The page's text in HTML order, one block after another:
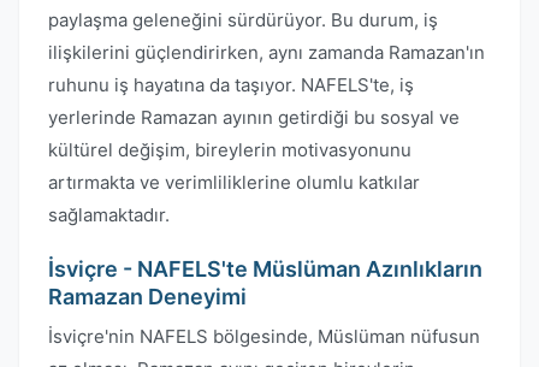
paylaşma geleneğini sürdürüyor. Bu durum, iş
ilişkilerini güçlendirirken, aynı zamanda Ramazan'ın
ruhunu iş hayatına da taşıyor. NAFELS'te, iş
yerlerinde Ramazan ayının getirdiği bu sosyal ve
kültürel değişim, bireylerin motivasyonunu
artırmakta ve verimliliklerine olumlu katkılar
sağlamaktadır.
İsviçre - NAFELS'te Müslüman Azınlıkların
Ramazan Deneyimi
İsviçre'nin NAFELS bölgesinde, Müslüman nüfusun